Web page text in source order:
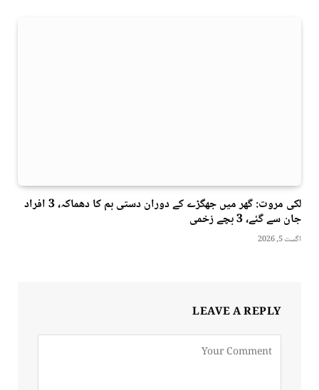
لکی مروت: گھر میں جھگڑے کے دوران دستی بم کا دھماکہ، 3 افراد
جان سے گئے، 3 بچے زخمی
اگست 5, 2026
LEAVE A REPLY